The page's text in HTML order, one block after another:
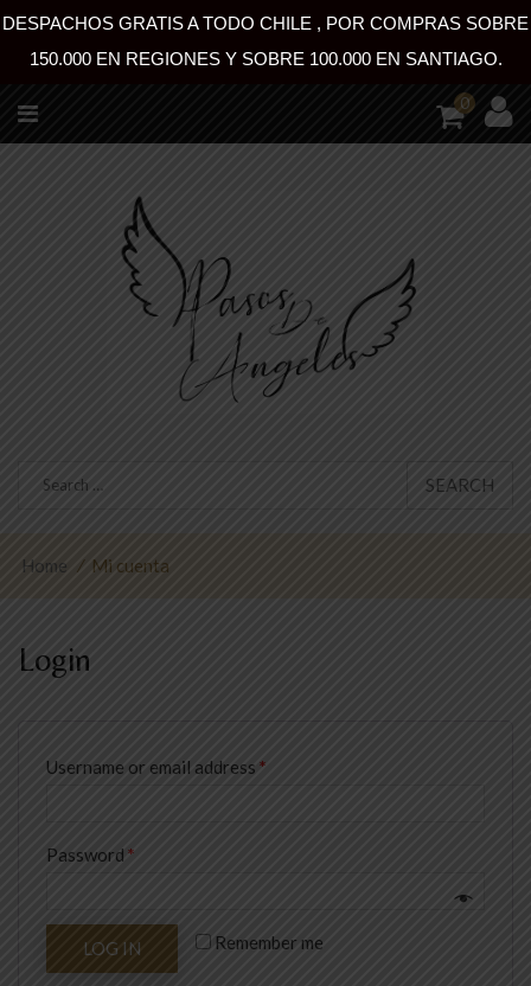
DESPACHOS GRATIS A TODO CHILE , POR COMPRAS SOBRE
150.000 EN REGIONES Y SOBRE 100.000 EN SANTIAGO.
0
SEARCH
Home ⁄ Mi cuenta
Login
Username or email address *
Password *
Remember me
LOG IN